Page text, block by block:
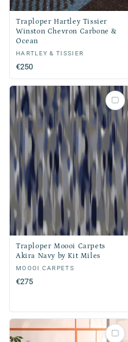
Traploper Hartley Tissier
Winston Chevron Carbone &
Ocean
Verkoper:
HARTLEY & TISSIER
Normale
prijs
€250
Traploper Moooi Carpets
Akira Navy by Kit Miles
Verkoper:
MOOOI CARPETS
Normale
€275